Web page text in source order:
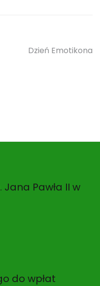
Dzień Emotikona
Pawła II w
do wpłat